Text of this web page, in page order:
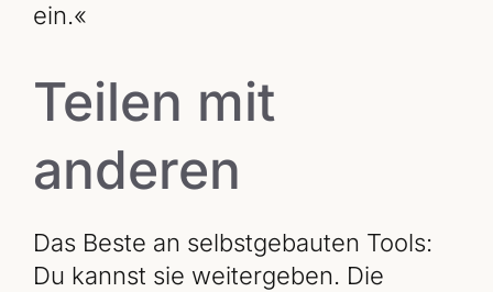
ein.«
Teilen mit
anderen
Das Beste an selbstgebauten Tools:
Du kannst sie weitergeben. Die